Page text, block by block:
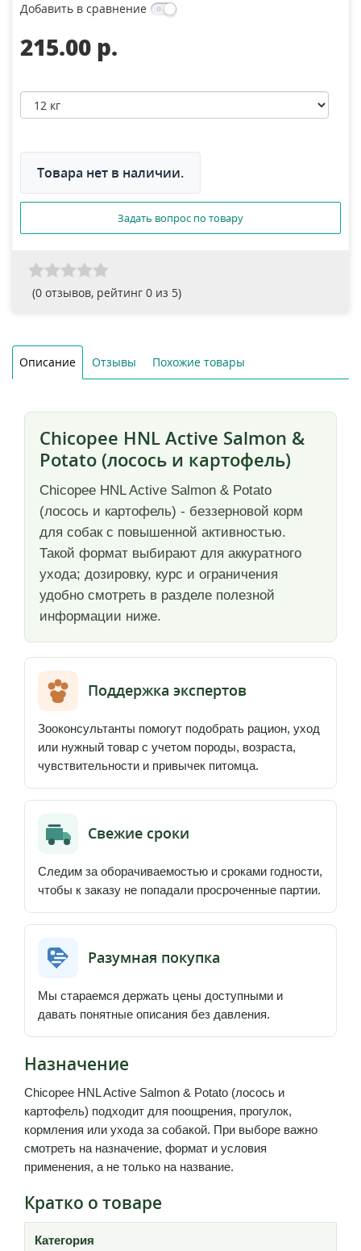
Добавить в сравнение
215.00 p.
Товара нет в наличии.
Задать вопрос по товару
(0 отзывов, рейтинг 0 из 5)
Описание Отзывы Похожие товары
Chicopee HNL Active Salmon &
Potato (лосось и картофель)
Chicopee HNL Active Salmon & Potato
(лосось и картофель) - беззерновой корм
для собак с повышенной активностью.
Такой формат выбирают для аккуратного
ухода; дозировку, курс и ограничения
удобно смотреть в разделе полезной
информации ниже.
Поддержка экспертов
Зооконсультанты помогут подобрать рацион, уход
или нужный товар с учетом породы, возраста,
чувствительности и привычек питомца.
Свежие сроки
Следим за оборачиваемостью и сроками годности,
чтобы к заказу не попадали просроченные партии.
Разумная покупка
Мы стараемся держать цены доступными и
давать понятные описания без давления.
Назначение
Chicopee HNL Active Salmon & Potato (лосось и
картофель) подходит для поощрения, прогулок,
кормления или ухода за собакой. При выборе важно
смотреть на назначение, формат и условия
применения, а не только на название.
Кратко о товаре
Категория